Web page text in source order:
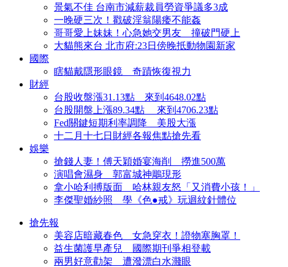
景氣不佳 台南市減薪裁員勞資爭議多3成
一晚硬三次！戳破淫翁陽痿不能姦
哥哥愛上妹妹！心急她交男友 撞破門硬上
大貓熊來台 北市府:23日傍晚抵動物園新家
國際
瞎貓戴隱形眼鏡 奇蹟恢復視力
財經
台股收盤漲31.13點 來到4648.02點
台股開盤上漲89.34點 來到4706.23點
Fed關鍵短期利率調降 美股大漲
十二月十七日財經各報焦點搶先看
娛樂
搶錢人妻！傅天穎婚宴海削 撈進500萬
演唱會濕身 郭富城神鵰現形
拿小哈利搏版面 哈林親友怒「又消費小孩！」
李傑聖婚紗照 學《色●戒》玩迴紋針體位
搶先報
美容店暗藏春色 女急穿衣！證物塞胸罩！
益生菌護早產兒 國際期刊爭相登載
兩男好意勸架 遭潑漂白水濺眼